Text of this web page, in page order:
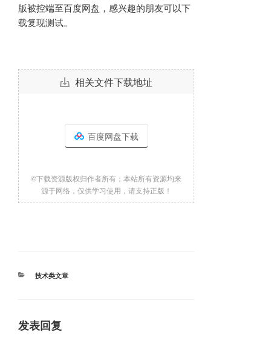
版被控端至百度网盘，感兴趣的朋友可以下
载复现测试。
相关文件下载地址
百度网盘下载
©下载资源版权归作者所有；本站所有资源均来
源于网络，仅供学习使用，请支持正版！
分
技术类文章
发表回复